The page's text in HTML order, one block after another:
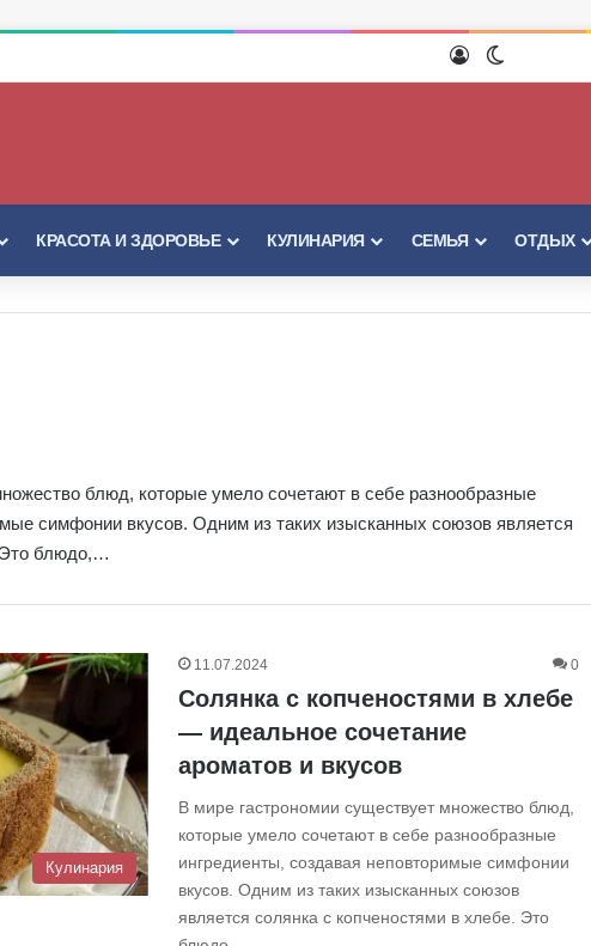
ВойтиSwitch skin
КРАСОТА И ЗДОРОВЬЕ КУЛИНАРИЯ СЕМЬЯ ОТДЫХ
блюд, которые умело сочетают в себе разнообразные
симфонии вкусов. Одним из таких изысканных союзов является
Это блюдо,…
Кулинария
11.07.2024 0
Солянка с копченостями в хлебе
— идеальное сочетание
ароматов и вкусов
В мире гастрономии существует множество блюд,
которые умело сочетают в себе разнообразные
ингредиенты, создавая неповторимые симфонии
вкусов. Одним из таких изысканных союзов
является солянка с копченостями в хлебе. Это